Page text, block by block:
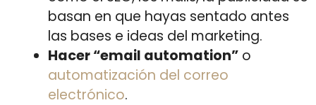
basan en que hayas sentado antes
las bases e ideas del marketing.
Hacer “email automation”o
automatización del correo
electrónico.